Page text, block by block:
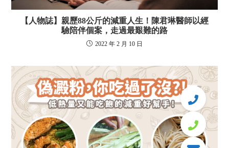
【人物誌】親歷88公斤的減重人生！陳君琳醫師以經
驗陪伴個案，走過最艱難的路
2022 年 2 月 10 日